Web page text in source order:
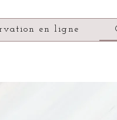
en ligne